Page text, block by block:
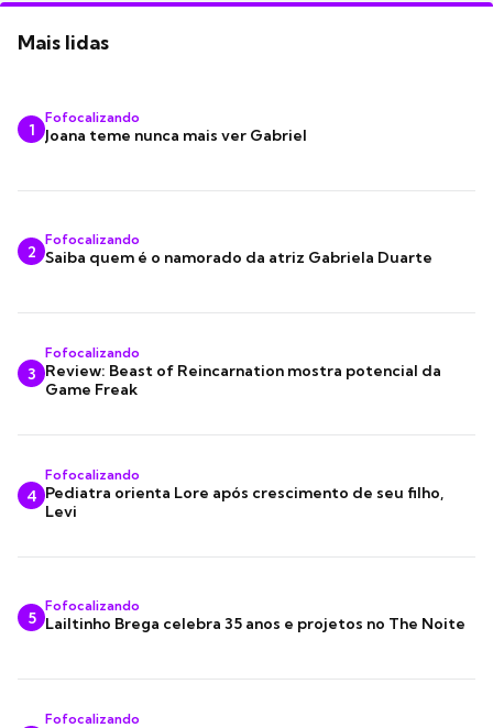
Mais lidas
1
Fofocalizando
Joana teme nunca mais ver Gabriel
2
Fofocalizando
Saiba quem é o namorado da atriz Gabriela Duarte
3
Fofocalizando
Review: Beast of Reincarnation mostra potencial da
Game Freak
4
Fofocalizando
Pediatra orienta Lore após crescimento de seu filho,
Levi
5
Fofocalizando
Lailtinho Brega celebra 35 anos e projetos no The Noite
Fofocalizando